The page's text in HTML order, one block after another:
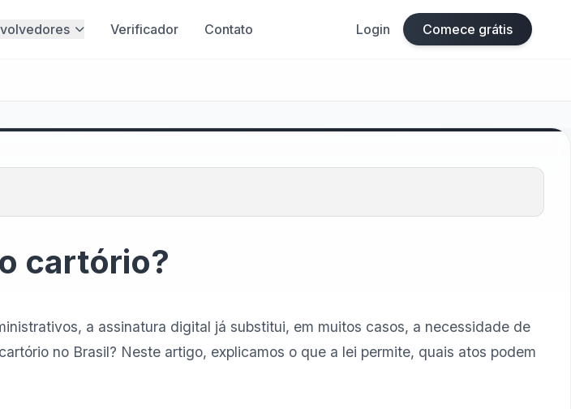
Verificador Contato Login Comece grátis
cartório?
a assinatura digital já substitui, em muitos casos, a necessidade de
no Brasil? Neste artigo, explicamos o que a lei permite, quais atos podem